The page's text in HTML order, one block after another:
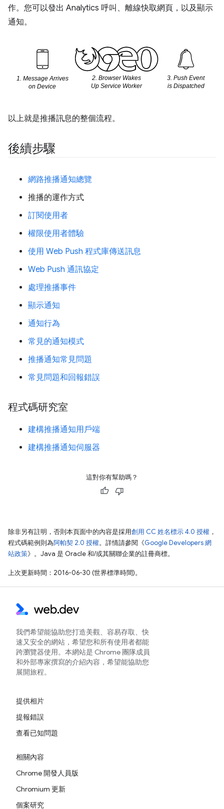
作。您可以發出 Analytics 呼叫、離線快取網頁，以及顯示
通知。
以上就是推播訊息的整個流程。
後續步驟
網路推播通知總覽
推播的運作方式
訂閱使用者
權限使用者體驗
使用 Web Push 程式庫傳送訊息
Web Push 通訊協定
處理推播事件
顯示通知
通知行為
常見的通知模式
推播通知常見問題
常見問題和回報錯誤
程式碼研究室
建構推播通知用戶端
建構推播通知伺服器
這對你有幫助嗎？
除非另有註明，否則本頁面中的內容是採用創用 CC 姓名標示 4.0 授權 ，
程式碼範例則為阿帕契 2.0 授權。詳情請參閱《Google Developers 網
站政策》。Java 是 Oracle 和/或其關聯企業的註冊商標。
上次更新時間：2016-06-30 (世界標準時間)。
我們希望能協助您打造美觀、容易存取、快
速又安全的網站，希望您和所有使用者都能
跨瀏覽器使用。本網站是 Chrome 團隊成員
和外部專家撰寫的介紹內容，希望能協助您
展開旅程。
提供相片
提報錯誤
查看已知問題
相關內容
Chrome 開發人員版
Chromium 更新
個案研究